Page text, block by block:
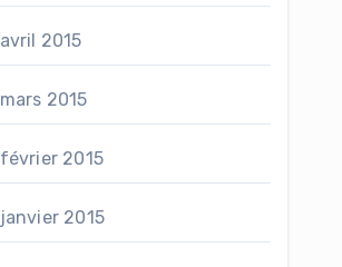
avril 2015
mars 2015
février 2015
janvier 2015